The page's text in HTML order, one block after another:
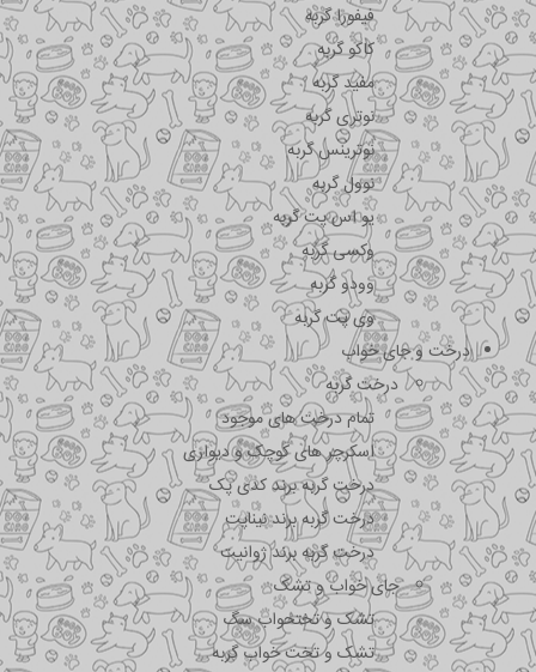
فیفورا گربه
کاکو گربه
مفید گربه
نوتری گربه
نوترینس گربه
نوول گربه
یو اس پت گربه
وکسی گربه
وودو گربه
وی پت گربه
درخت و جای خواب
درخت گربه
تمام درخت های موجود
اسکرچر های کوچک و دیواری
درخت گربه برند کدی پک
درخت گربه برند نیناپت
درخت گربه برند ژوانیت
جای خواب و تشک
تشک و تختحواب سگ
تشک و تخت خواب گربه